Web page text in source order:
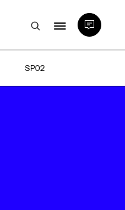
SP02